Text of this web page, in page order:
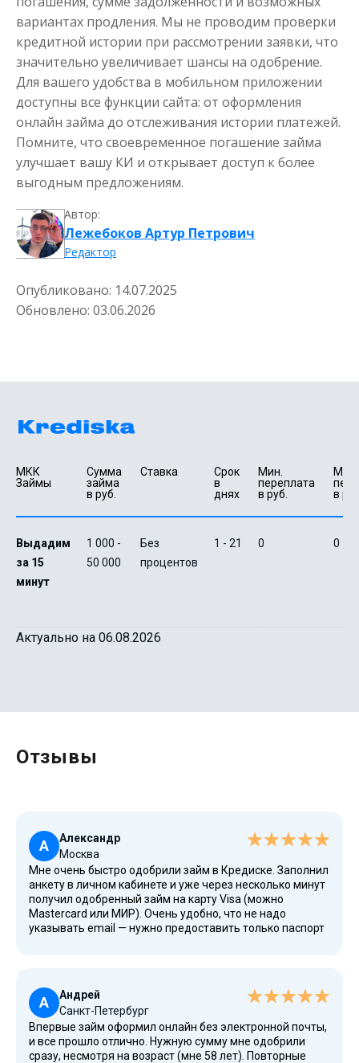
вариантах продления. Мы не проводим проверки
кредитной истории при рассмотрении заявки, что
значительно увеличивает шансы на одобрение.
Для вашего удобства в мобильном приложении
доступны все функции сайта: от оформления
онлайн займа до отслеживания истории платежей.
Помните, что своевременное погашение займа
улучшает вашу КИ и открывает доступ к более
выгодным предложениям.
Автор:
Лежебоков Артур Петрович
Редактор
Опубликовано: 14.07.2025
Обновлено: 03.06.2026
МКК
Займы
Сумма
займа
в руб.
Ставка
Срок
в
днях
Мин.
переплата
в руб.
в
Выдадим
за 15
минут
1 000 -
50 000
Без
процентов
1 - 21 0 0
Актуально на 06.08.2026
Отзывы
А
Александр
Москва
Мне очень быстро одобрили займ в Кредиске. Заполнил
анкету в личном кабинете и уже через несколько минут
получил одобренный займ на карту Visa (можно
Mastercard или МИР). Очень удобно, что не надо
указывать email — нужно предоставить только паспорт
реклама, что очень хорошо.
А
Андрей
Санкт-Петербург
Впервые займ оформил онлайн без электронной почты,
и все прошло отлично. Нужную сумму мне одобрили
сразу, несмотря на возраст (мне 58 лет). Повторные